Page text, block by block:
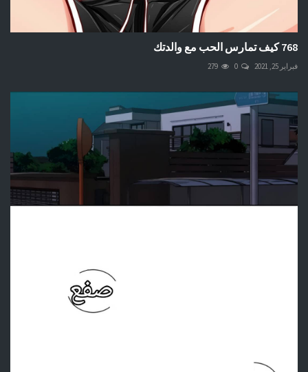
768 كيف تمارس الحب مع والدتك
فبراير 25, 2021 0
279